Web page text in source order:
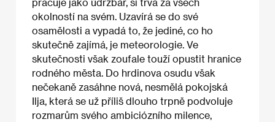
okolností na svém. Uzavírá se do své
osamělosti a vypadá to, že jediné, co ho
skutečně zajímá, je meteorologie. Ve
skutečnosti však zoufale touží opustit hranice
rodného města. Do hrdinova osudu však
nečekaně zasáhne nová, nesmělá pokojská
Ilja, která se už příliš dlouho trpně podvoluje
rozmarům svého ambiciózního milence,